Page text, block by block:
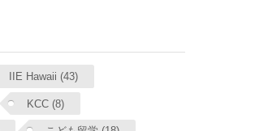
IIE Hawaii (43)
KCC (8)